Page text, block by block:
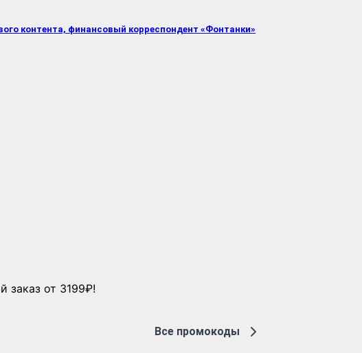
контента, финансовый корреспондент «Фонтанки»
заказ от 3199₽!
Все промокоды